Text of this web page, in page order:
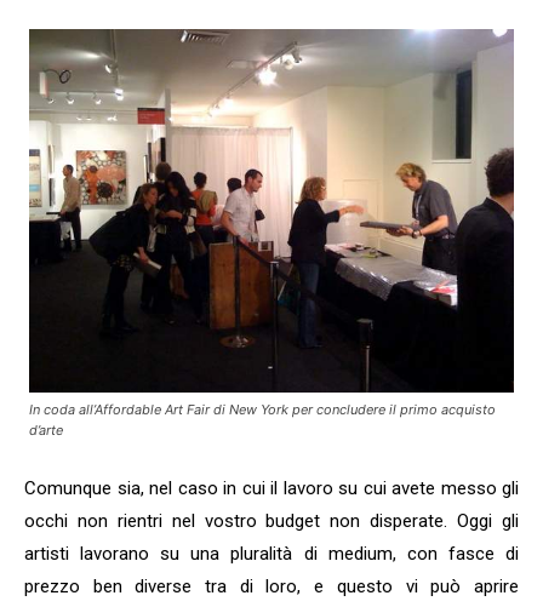
In coda all’Affordable Art Fairdi New York per concludere il primo acquisto
d’arte
Comunque sia, nel caso in cui il lavoro su cui avete messo gli
occhi non rientri nel vostro budget non disperate. Oggi gli
artisti lavorano su una pluralità di medium, con fasce di
prezzo ben diverse tra di loro, e questo vi può aprire